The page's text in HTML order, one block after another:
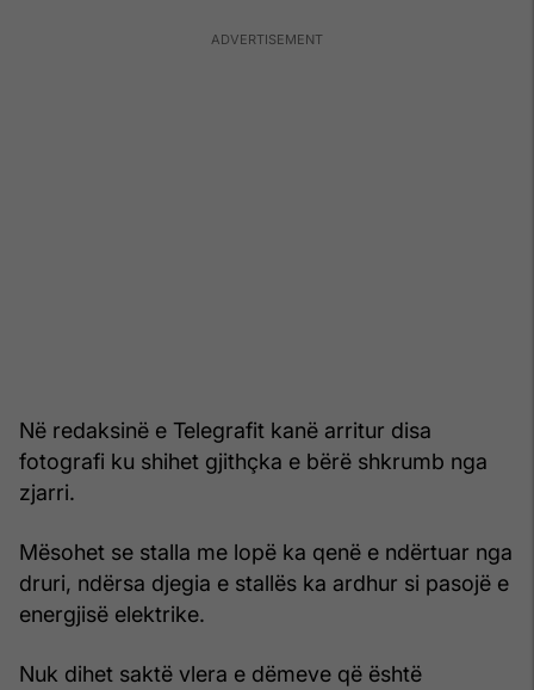
Në redaksinë e Telegrafit kanë arritur disa
fotografi ku shihet gjithçka e bërë shkrumb nga
zjarri.
Mësohet se stalla me lopë ka qenë e ndërtuar nga
druri, ndërsa djegia e stallës ka ardhur si pasojë e
energjisë elektrike.
Nuk dihet saktë vlera e dëmeve që është